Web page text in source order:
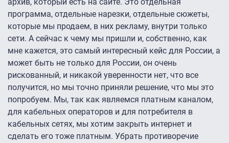
архив, который есть на сайте. Это отдельная
программа, отдельные нарезки, отдельные сюжеты,
которые мы продаем, в них рекламу, внутри только
сети. А сейчас к чему мы пришли и, собственно, как
мне кажется, это самый интересный кейс для России, а
может быть не только для России, он очень
рискованный, и никакой уверенности нет, что все
получится, но мы точно приняли решение, что мы это
попробуем. Мы, так как являемся платным каналом,
для кабельных операторов и для потребителя в
кабельных сетях, мы хотим закрыть интернет и
сделать его тоже платным. Убрать противоречие